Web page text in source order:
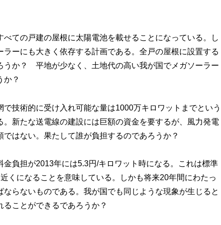
ての戸建の屋根に太陽電池を載せることになっている。し
ーにも大きく依存する計画である。全戸の屋根に設置する
うか？ 平地が少なく、土地代の高い我が国でメガソーラー
ろうか？
で技術的に受け入れ可能な量は1000万キロワットまでという
新たな送電線の建設には巨額の資金を要するが、風力発電
はない。果たして誰が負担するのであろうか？
金負担が2013年には5.3円/キロワット時になる。これは標準
くになることを意味している。しかも将来20年間にわたっ
らないものである。我が国でも同じような現象が生じると
ことができるであろうか？